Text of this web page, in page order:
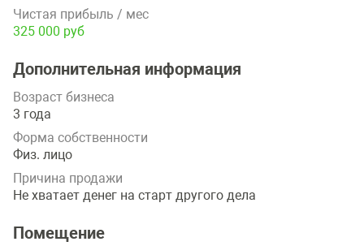
Чистая прибыль / мес
325 000 руб
Дополнительная информация
Возраст бизнеса
3 года
Форма собственности
Физ. лицо
Причина продажи
Не хватает денег на старт другого дела
Помещение